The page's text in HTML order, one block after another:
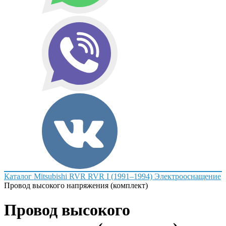
Каталог Mitsubishi RVR RVR I (1991–1994) Электрооснащение
Провод высокого напряжения (комплект)
Провод высокого